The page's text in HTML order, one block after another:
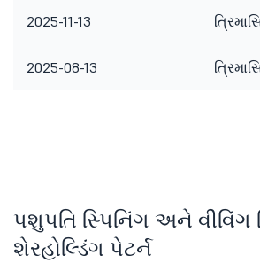
2025-11-13
2025-08-13
પશુપતિ સ્પિનિંગ અને વીવિંગ
શેરહોલ્ડિંગ પેટર્ન